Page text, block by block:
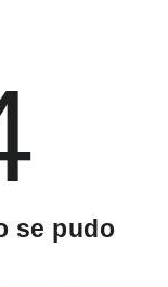
se pudo